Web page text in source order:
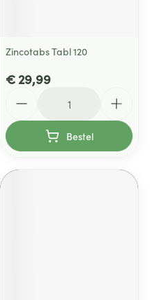
Zincotabs Tabl 120
€ 29,99
Bestel